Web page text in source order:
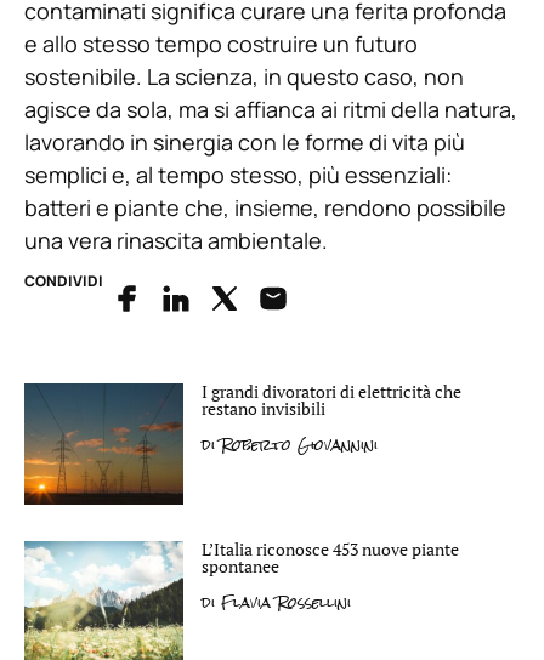
contaminati significa curare una ferita profonda
e allo stesso tempo costruire un futuro
sostenibile. La scienza, in questo caso, non
agisce da sola, ma si affianca ai ritmi della natura,
lavorando in sinergia con le forme di vita più
semplici e, al tempo stesso, più essenziali:
batteri e piante che, insieme, rendono possibile
una vera rinascita ambientale.
CONDIVIDI
I grandi divoratori di elettricità che
restano invisibili
diRoberto Giovannini
L’Italia riconosce 453 nuove piante
spontanee
di Flavia Rossellini